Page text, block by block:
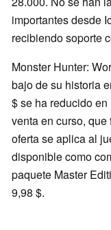
importantes desde
recibiendo soporte
Monster Hunter:
bajo de su historia
$ se ha reducido
venta en curso,
oferta se aplica al
disponible como
paquete Master
9,98 $.